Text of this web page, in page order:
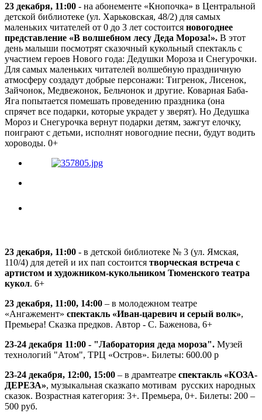
23 декабря, 11:00 - на абонементе «Кнопочка» в Центральной
детской библиотеке (ул. Харьковская, 48/2) для самых
маленьких читателей от 0 до 3 лет состоится новогоднее
представление «В волшебном лесу Деда Мороза!». В этот
день малыши посмотрят сказочный кукольный спектакль с
участием героев Нового года: Дедушки Мороза и Снегурочки.
Для самых маленьких читателей волшебную праздничную
атмосферу создадут добрые персонажи: Тигренок, Лисенок,
Зайчонок, Медвежонок, Бельчонок и другие. Коварная Баба-
Яга попытается помешать проведению праздника (она
спрячет все подарки, которые украдет у зверят). Но Дедушка
Мороз и Снегурочка вернут подарки детям, зажгут елочку,
поиграют с детьми, исполнят новогодние песни, будут водить
хороводы. 0+
23 декабря, 11:00 - в детской библиотеке № 3 (ул. Ямская,
110/4) для детей и их пап состоится творческая встреча с
артистом и художником-кукольником Тюменского театра
кукол. 6+
23 декабря, 11:00, 14:00 – в молодежном театре
«Ангажемент» спектакль «Иван-царевич и серый волк»,
Премьера! Сказка предков. Автор - С. Баженова, 6+
23-24 декабря 11:00 - "Лаборатория деда мороза". Музей
технологий "Атом", ТРЦ «Остров». Билеты: 600.00 p
23-24 декабря, 12:00, 15:00 – в драмтеатре спектакль «КОЗА-
ДЕРЕЗА», музыкальная сказкапо мотивам русских народных
сказок. Возрастная категория: 3+. Премьера, 0+. Билеты: 200 –
500 руб.